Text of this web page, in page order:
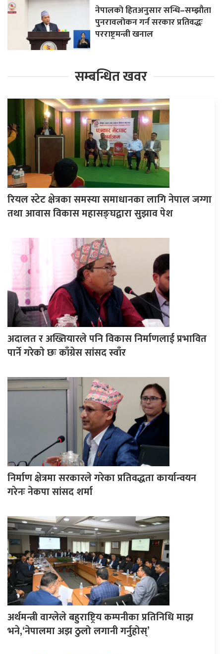
नेपालको हितअनुसार सन्धि–सम्झौता
पुनरावलोकन गर्न सरकार प्रतिवद्धः
परराष्ट्रमन्त्री खनाल
सम्बन्धित खवर
रियल स्टेट क्षेत्रका समस्या समाधानका लागि नेपाल जग्गा
तथा आवास विकास महासङ्घद्वारा सुझाव पेश
अदालत र अख्तियारले पनि विकास निर्माणलाई प्रभावित
पार्ने गरेकाे छः काँग्रेस सांसद स्वाँर
निर्माण क्षेत्रमा सरकारले गरेका प्रतिवद्धता कार्यान्वयन
गरेनः नेकपा सांसद शर्मा
अर्थमन्त्री वाग्लेले बहुराष्ट्रिय कम्पनीका प्रतिनिधि माझ
भने,‘नेपालमा अझ ठुलो लगानी गर्नुहोस्’